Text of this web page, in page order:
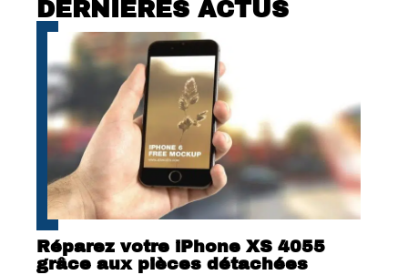
DERNIÈRES ACTUS
Réparez votre iPhone XS 4055
grâce aux pièces détachées